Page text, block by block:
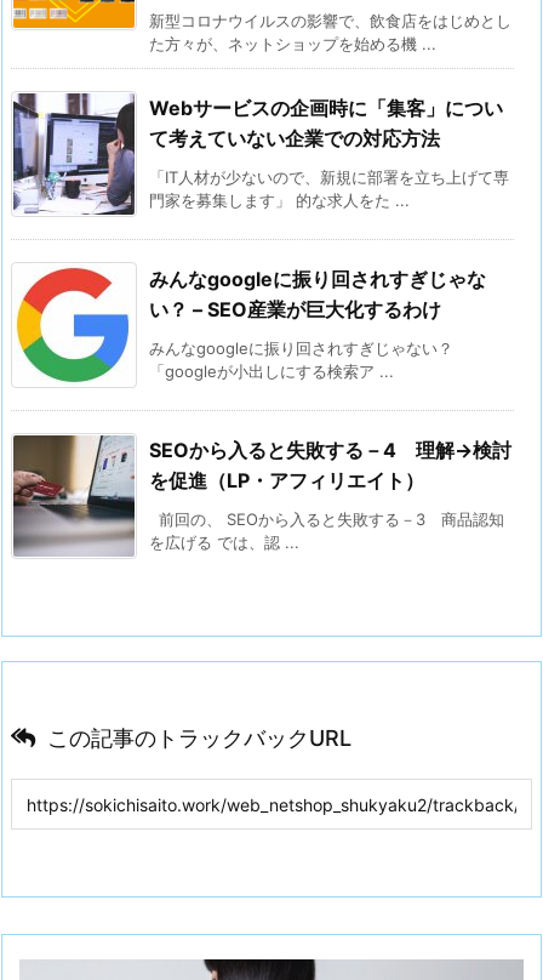
新型コロナウイルスの影響で、飲食店をはじめとし
た方々が、ネットショップを始める機 ...
Webサービスの企画時に「集客」につい
て考えていない企業での対応方法
「IT人材が少ないので、新規に部署を立ち上げて専
門家を募集します」 的な求人をた ...
みんなgoogleに振り回されすぎじゃな
い？ – SEO産業が巨大化するわけ
みんなgoogleに振り回されすぎじゃない？
「googleが小出しにする検索ア ...
SEOから入ると失敗する－4 理解→検討
を促進（LP・アフィリエイト）
前回の、 SEOから入ると失敗する－3 商品認知
を広げる では、認 ...
この記事のトラックバックURL